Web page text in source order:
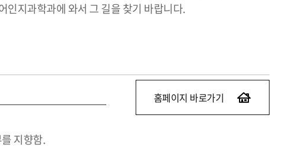
인지과학과에 와서 그 길을 찾기 바랍니다.
홈페이지 바로가기
지향함.